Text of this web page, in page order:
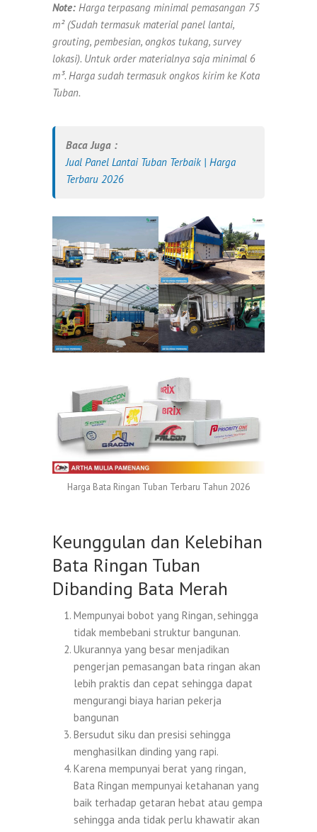
Note: Harga terpasang minimal pemasangan 75
m² (Sudah termasuk material panel lantai,
grouting, pembesian, ongkos tukang, survey
lokasi). Untuk order materialnya saja minimal 6
m³. Harga sudah termasuk ongkos kirim ke Kota
Tuban.
Baca Juga :
Jual Panel Lantai Tuban Terbaik | Harga
Terbaru 2026
Harga Bata Ringan Tuban Terbaru Tahun 2026
Keunggulan dan Kelebihan
Bata Ringan Tuban
Dibanding Bata Merah
Mempunyai bobot yang Ringan, sehingga
tidak membebani struktur bangunan.
Ukurannya yang besar menjadikan
pengerjan pemasangan bata ringan akan
lebih praktis dan cepat sehingga dapat
mengurangi biaya harian pekerja
bangunan
Bersudut siku dan presisi sehingga
menghasilkan dinding yang rapi.
Karena mempunyai berat yang ringan,
Bata Ringan mempunyai ketahanan yang
baik terhadap getaran hebat atau gempa
sehingga anda tidak perlu khawatir akan